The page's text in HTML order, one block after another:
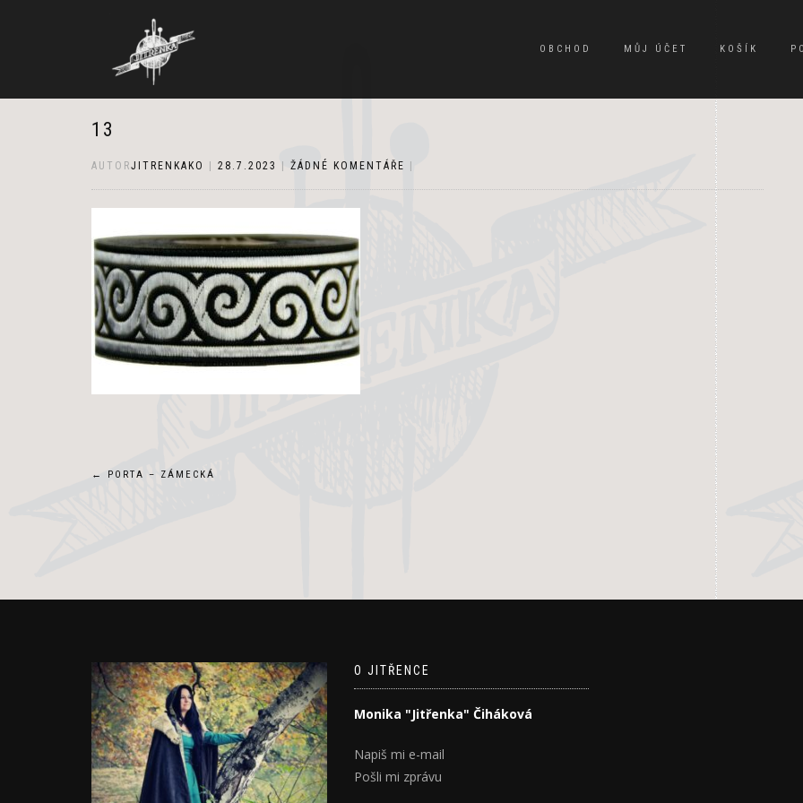
OBCHOD MŮJ ÚČET KOŠÍK
13
AUTORJITRENKAKO 28.7.2023 ŽÁDNÉ KOMENTÁŘE
Navigace
← PORTA – ZÁMECKÁ
O JITŘENCE
Monika "Jitřenka" Čiháková
Napiš mi e-mail
Pošli mi zprávu